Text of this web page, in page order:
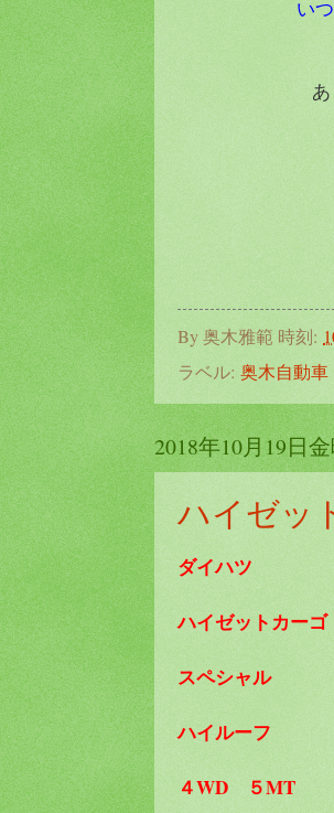
い
By奥木雅範 時刻:
ラベル: 奥木自動車
2018年10月19日
ハイゼッ
ダイハツ
ハイゼットカーゴ
スペシャル
ハイルーフ
４WD ５MT